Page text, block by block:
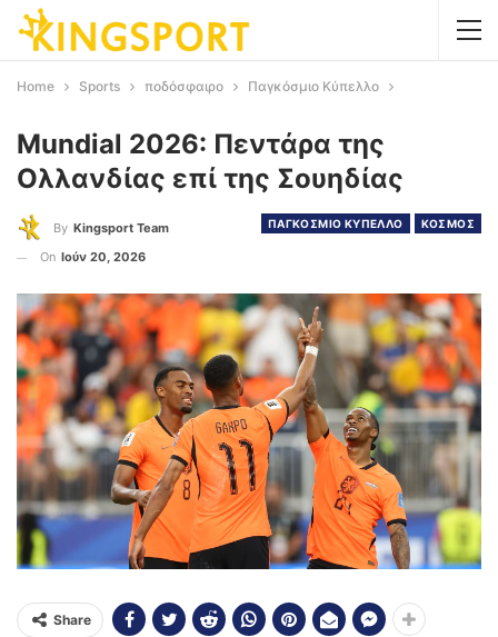
Home Sports ποδόσφαιρο Παγκόσμιο Κύπελλο
Mundial 2026: Πεντάρα της
Ολλανδίας επί της Σουηδίας
ΠΑΓΚΟΣΜΙΟ ΚΥΠΕΛΛΟ ΚΟΣΜΟΣ
By Kingsport Team
On Ιούν 20, 2026
Share